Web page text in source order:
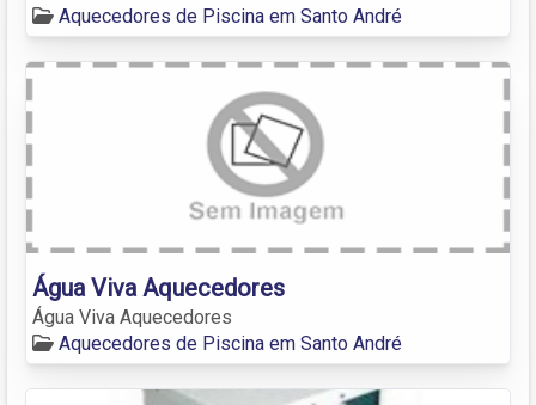
Aquecedores de Piscina em Santo André
Água Viva Aquecedores
Água Viva Aquecedores
Aquecedores de Piscina em Santo André